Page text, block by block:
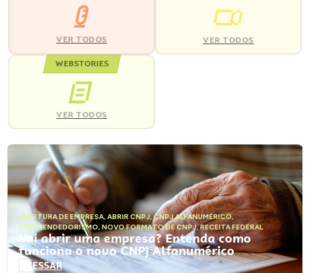
VER TODOS VER TODOS
WEBSTORIES
VER TODOS
ABERTURA DE EMPRESA, ABRIR CNPJ,CNPJ ALFANUMÉRICO,
EMPREENDEDORISMO, NOVO FORMATO DE CNPJ,RECEITA FEDERAL
Vai abrir uma empresa? Entenda como
funciona o novo CNPJ Alfanumérico
ACESSAR